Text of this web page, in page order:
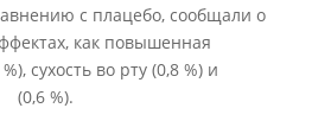
с плацебо, сообщали о
как повышенная
сухость во рту (0,8 %) и
%).